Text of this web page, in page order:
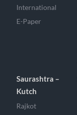
International
E-Paper
Saurashtra –
Kutch
Rajkot